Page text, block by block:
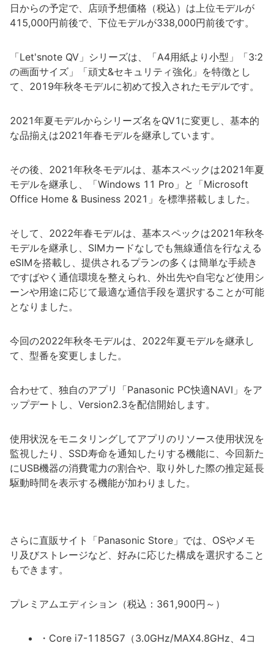
日からの予定で、店頭予想価格（税込）は上位モデルが
415,000円前後で、下位モデルが338,000円前後です。
「Let'snote QV」シリーズは、「A4用紙より小型」「3:2
の画面サイズ」「頑丈&セキュリティ強化」を特徴とし
て、2019年秋冬モデルに初めて投入されたモデルです。
2021年夏モデルからシリーズ名をQV1に変更し、基本的
な品揃えは2021年春モデルを継承しています。
その後、2021年秋冬モデルは、基本スペックは2021年夏
モデルを継承し、「Windows 11 Pro」と「Microsoft
Office Home & Business 2021」を標準搭載しました。
そして、2022年春モデルは、基本スペックは2021年秋冬
モデルを継承し、SIMカードなしでも無線通信を行なえる
eSIMを搭載し、提供されるプランの多くは簡単な手続き
ですばやく通信環境を整えられ、外出先や自宅など使用シ
ーンや用途に応じて最適な通信手段を選択することが可能
となりました。
今回の2022年秋冬モデルは、2022年夏モデルを継承し
て、型番を変更しました。
合わせて、独自のアプリ「Panasonic PC快適NAVI」をア
ップデートし、Version2.3を配信開始します。
使用状況をモニタリングしてアプリのリソース使用状況を
監視したり、SSD寿命を通知したりする機能に、今回新た
にUSB機器の消費電力の割合や、取り外した際の推定延長
駆動時間を表示する機能が加わりました。
さらに直販サイト「Panasonic Store」では、OSやメモ
リ及びストレージなど、好みに応じた構成を選択すること
もできます。
プレミアムエディション（税込：361,900円～）
・Core i7-1185G7（3.0GHz/MAX4.8GHz、4コ